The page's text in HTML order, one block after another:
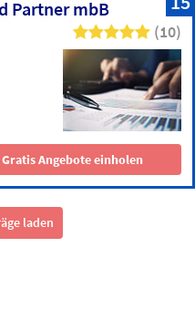
Partner mbB
(10)
Gratis Angebote einholen
laden